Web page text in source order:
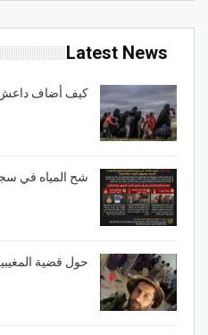
Latest News
كيف أضاف داعش
شح المياه في
حول قضية